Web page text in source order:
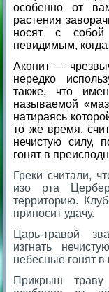
особенно от
растения
носят с собой
невидимым,
Аконит —
нередко
также, что
называемой
натираясь
то же время,
нечистую силу,
гонят в
Греки считали,
изо рта
территорию.
приносит удачу.
Царь-травой
изгнать
небесные гонят
Прикрыш